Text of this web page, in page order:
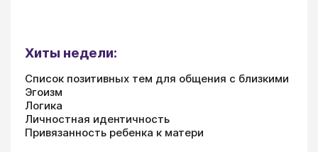
Хиты недели:
Список позитивных тем для общения с близкими
Эгоизм
Логика
Личностная идентичность
Привязанность ребенка к матери